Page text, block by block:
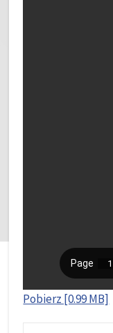
Pobierz [0.99 MB]